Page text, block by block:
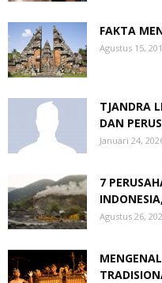
FAKTA
Agustus 15,
TJANDRA
DAN
Januari 24,
7
Agustus 26,